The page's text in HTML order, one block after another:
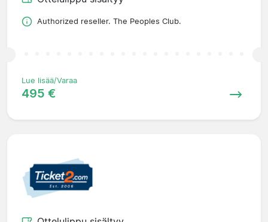
Authorized reseller. The Peoples Club.
Lue lisää/Varaa
495 €